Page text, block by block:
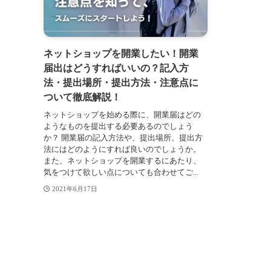
ネットショップを開業したい！開業
届出はどうすればいいの？記入方
法・提出場所・提出方法・注意点に
ついて徹底解説！
ネットショップを始める際に、開業届はどの
ようなものを提出する必要あるのでしょう
か？ 開業届の記入方法や、提出場所、提出方
法にはどのようにすれば良いのでしょうか。
また、ネットショップを開業するにあたり、
気をつけて欲しい点についても合わせてご...
2021年6月17日